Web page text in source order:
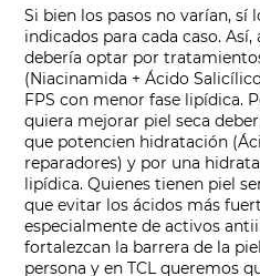
Si bien los pasos no varían, sí
indicados para cada caso.
debería optar por
(Niacinamida + Ácido
FPS con menor fase lipídica.
quiera mejorar piel seca
que potencien hidratación
reparadores) y por una
lipídica. Quienes tienen piel
que evitar los ácidos más
especialmente de activos
fortalezcan la barrera de la
persona y en TCL queremos